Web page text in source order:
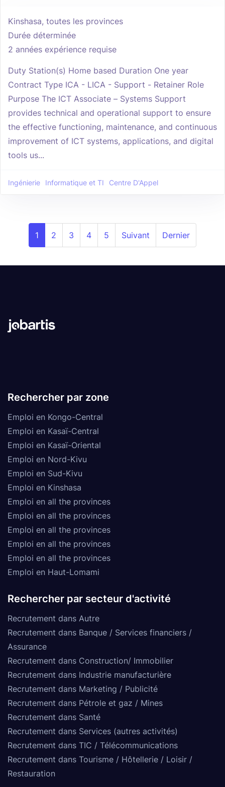
Kinshasa, toutes les provinces
Durée déterminée
2 années expérience requise
Duty Station(s) Home based Duration One year
Contract Type ICA - LICA - Support - Retainer Role
Purpose The ICT Associate – Systems Support
provides technical and operational support to ensure
the effective functioning, maintenance, and continuous
improvement of ICT systems, applications, and digital
tools us...
Ingénierie Informatique et TI Centre D'Appel
1 2 3 4 5 Suivant Dernier
Rechercher par zone
Emploi en Kongo-Central
Emploi en Kasaï-Central
Emploi en Kasaï-Oriental
Emploi en Nord-Kivu
Emploi en Sud-Kivu
Emploi en Kinshasa
Emploi en all the provinces
Emploi en all the provinces
Emploi en all the provinces
Emploi en all the provinces
Emploi en all the provinces
Emploi en Haut-Lomami
Rechercher par secteur d'activité
Recrutement dans Autre
Recrutement dans Banque / Services financiers /
Assurance
Recrutement dans Construction/ Immobilier
Recrutement dans Industrie manufacturière
Recrutement dans Marketing / Publicité
Recrutement dans Pétrole et gaz / Mines
Recrutement dans Santé
Recrutement dans Services (autres activités)
Recrutement dans TIC / Télécommunications
Recrutement dans Tourisme / Hôtellerie / Loisir /
Restauration